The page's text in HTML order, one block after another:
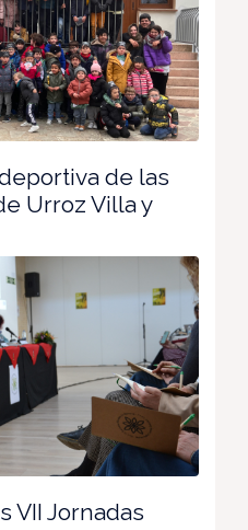
de las
Urroz Villa y
VII Jornadas